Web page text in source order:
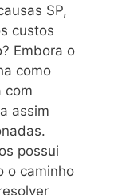
SP,
custos
Embora o
como
com
assim
possui
o caminho